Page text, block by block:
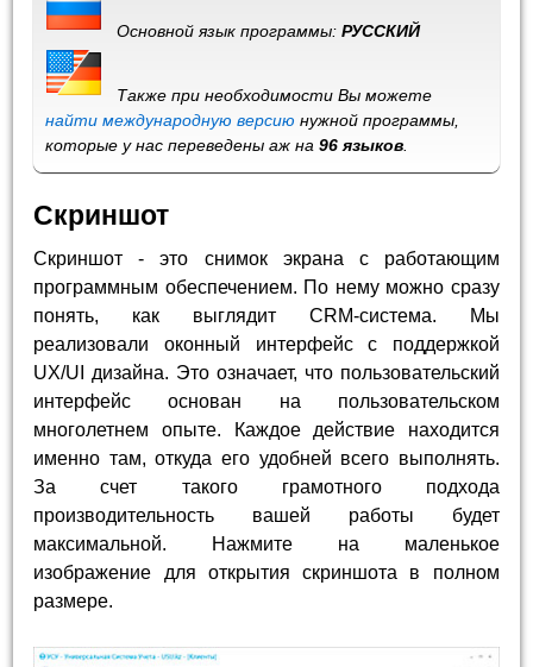
Основной язык программы:РУССКИЙ
Также при необходимости Вы можете
найти международную версию нужной программы,
которые у нас переведены аж на96 языков
Скриншот
Скриншот - это снимок экрана с работающим
программным обеспечением. По нему можно сразу
понять, как выглядит CRM-система. Мы
реализовали оконный интерфейс с поддержкой
UX/UI дизайна. Это означает, что пользовательский
интерфейс основан на пользовательском
многолетнем опыте. Каждое действие находится
именно там, откуда его удобней всего выполнять.
За счет такого грамотного подхода
производительность вашей работы будет
максимальной. Нажмите на маленькое
изображение для открытия скриншота в полном
размере.